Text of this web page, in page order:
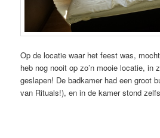
Op de locatie waar het feest was,
heb nog nooit op zo’n mooie locatie, in
geslapen! De badkamer had een groot
van Rituals!), en in de kamer stond